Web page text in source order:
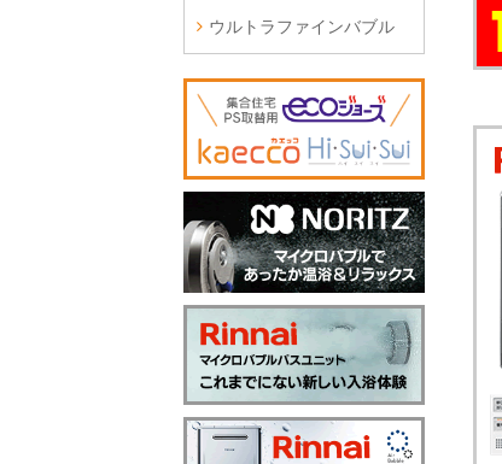
ウルトラファインバブル